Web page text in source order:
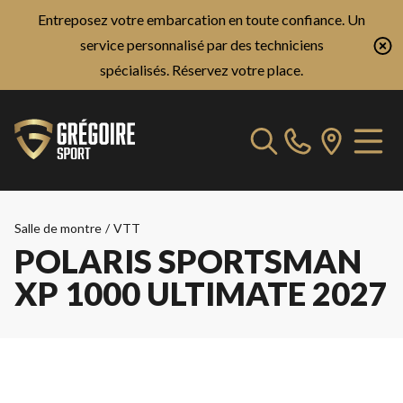
Entreposez votre embarcation en toute confiance. Un
service personnalisé par des techniciens
spécialisés. Réservez votre place.
Salle de montre / VTT
POLARIS SPORTSMAN
XP 1000 ULTIMATE 2027